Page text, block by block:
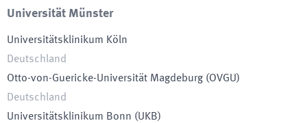
Universität Münster
Universitätsklinikum Köln
Deutschland
Otto-von-Guericke-Universität Magdeburg (OVGU)
Deutschland
Universitätsklinikum Bonn (UKB)